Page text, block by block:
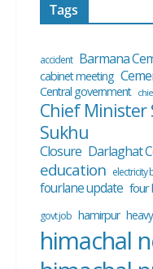
Tags
accident Barmana
cabinet meeting
Central government
Chief Minister
Sukhu
Closure Darlaghat
education electricity
fourlane update four
govt job hamirpur
himachal